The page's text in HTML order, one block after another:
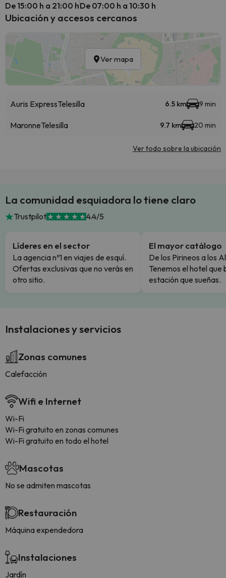
De 15:00 h a 21:00 hDe 07:00 h a 10:30 h
Ubicación y accesos cercanos
Ver mapa
Auris ExpressTelesilla 6.5 km 9 min
MaronneTelesilla 9.7 km 20 min
Ver todo sobre la ubicación
La comunidad esquiadora lo tiene claro
Trustpilot 4.4/5
Líderes en el sector
La agencia nº1 en viajes de esquí.
Ofertas exclusivas que no verás en
otro sitio.
El mayor catálogo
De los Pirineos a los
Tenemos el hotel que
estación que sueñas.
Instalaciones y servicios
Zonas comunes
Calefacción
Wifi e Internet
Wi-Fi
Wi-Fi gratuito en zonas comunes
Wi-Fi gratuito en todo el hotel
Mascotas
No se admiten mascotas
Restauración
Máquina expendedora
Instalaciones
Jardín